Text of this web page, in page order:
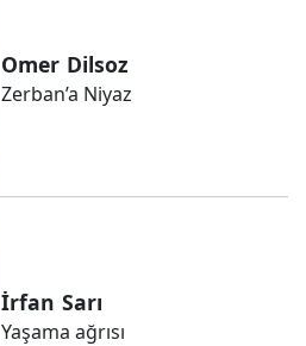
Omer Dilsoz
Zerban’a Niyaz
İrfan Sarı
Yaşama ağrısı